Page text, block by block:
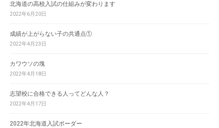
北海道の高校入試の仕組みが変わります
2022年6月20日
成績が上がらない子の共通点①
2022年4月23日
カワウソの塊
2022年4月18日
志望校に合格できる人ってどんな人？
2022年4月17日
2022年北海道入試ボーダー